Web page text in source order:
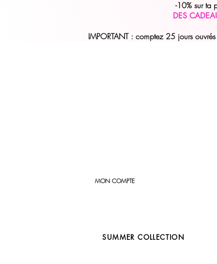
-10% sur ta
DES
IMPORTANT : comptez 25 jours
MON COMPTE
SUMMER COLLECTION